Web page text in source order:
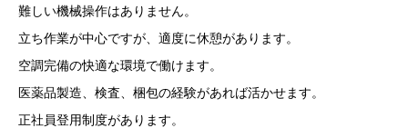
難しい機械操作はありません。
立ち作業が中心ですが、適度に休憩があります。
空調完備の快適な環境で働けます。
医薬品製造、検査、梱包の経験があれば活かせます。
正社員登用制度があります。